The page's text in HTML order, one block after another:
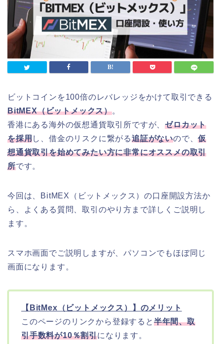
ビットコインを100倍のレバレッジをかけて取引できる
BitMEX（ビットメックス）。
香港にある海外の仮想通貨取引所ですが、ゼロカット
を採用し、借金のリスクに繋がる追証がないので、仮
想通貨取引を始めてみたい方に非常にオススメの取引
所です。
今回は、BitMEX（ビットメックス）の口座開設方法か
ら、よくある質問、取引のやり方まで詳しくご説明し
ます。
スマホ画面でご説明しますが、パソコンでもほぼ同じ
画面になります。
【BitMex（ビットメックス）】のメリット
このページのリンクから登録すると 半年間、取
引手数料が10％割引になります。